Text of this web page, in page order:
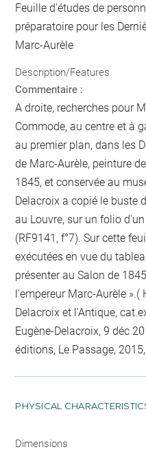
Feuille d'études de
préparatoire pour les
Marc-Aurèle
Description/Features
Commentaire :
A droite, recherches pour
Commode, au centre et à
au premier plan, dans les
de Marc-Aurèle, peinture
1845, et conservée au
Delacroix a copié le buste
au Louvre, sur un folio
(RF9141, f°7). Sur cette
exécutées en vue du
présenter au Salon de
l'empereur Marc-Aurèle ».(
Delacroix et l'Antique,
Eugène-Delacroix, 9 déc
éditions, Le Passage,
PHYSICAL
Dimensions